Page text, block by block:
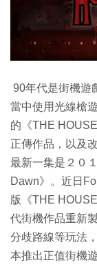
90年代是街機遊
當中使用光線槍
的《THE
正傳作品，以及
最新一集是２０
Dawn》。近日
版《THE
代街機作品重新
分歧路線等玩法
本推出正值街機